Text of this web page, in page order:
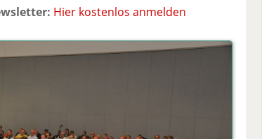
Hier kostenlos anmelden